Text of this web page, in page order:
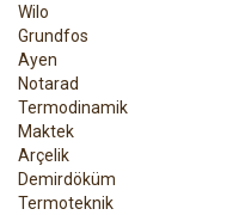
Wilo
Grundfos
Ayen
Notarad
Termodinamik
Maktek
Arçelik
Demirdöküm
Termoteknik